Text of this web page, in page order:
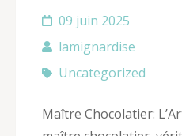
09 juin 2025
lamignardise
Uncategorized
Maître Chocolatier: